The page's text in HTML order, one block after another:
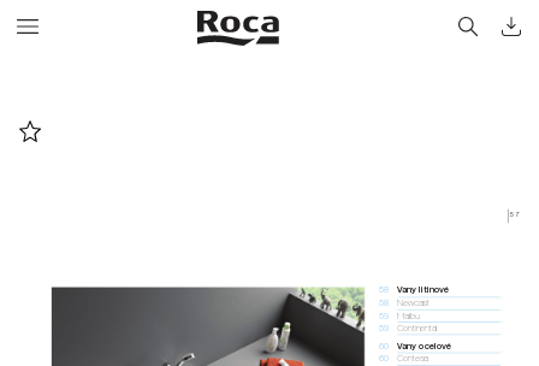
57
58 Vany litinové
58 Newcast
59 Malibu
59 Continental
60 Vany ocelové
60 Contesa